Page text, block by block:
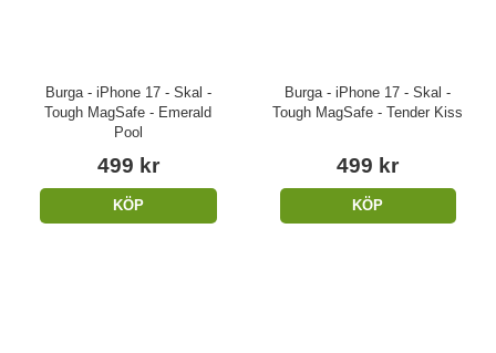
Burga - iPhone 17 - Skal -
Tough MagSafe - Emerald
Pool
499 kr
KÖP
Burga - iPhone 17 - Skal -
Tough MagSafe - Tender Kiss
499 kr
KÖP